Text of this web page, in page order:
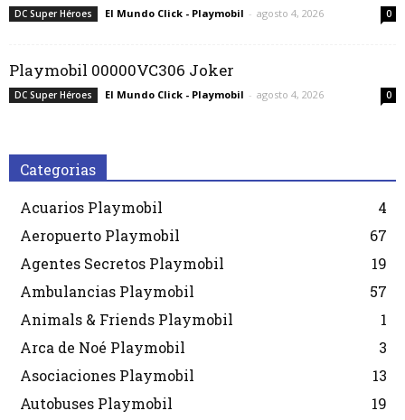
DC Super Héroes El Mundo Click - Playmobil - agosto 4, 2026 0
Playmobil 00000VC306 Joker
DC Super Héroes El Mundo Click - Playmobil - agosto 4, 2026 0
Categorias
Acuarios Playmobil
4
Aeropuerto Playmobil
67
Agentes Secretos Playmobil
19
Ambulancias Playmobil
57
Animals & Friends Playmobil
1
Arca de Noé Playmobil
3
Asociaciones Playmobil
13
Autobuses Playmobil
19